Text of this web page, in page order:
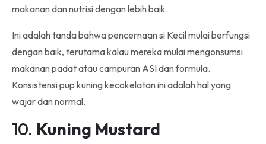
makanan dan nutrisi dengan lebih baik.
Ini adalah tanda bahwa pencernaan si Kecil mulai berfungsi
dengan baik, terutama kalau mereka mulai mengonsumsi
makanan padat atau campuran ASI dan formula.
Konsistensi pup kuning kecokelatan ini adalah hal yang
wajar dan normal.
10. Kuning Mustard